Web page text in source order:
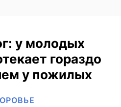
у молодых
гораздо
у пожилых